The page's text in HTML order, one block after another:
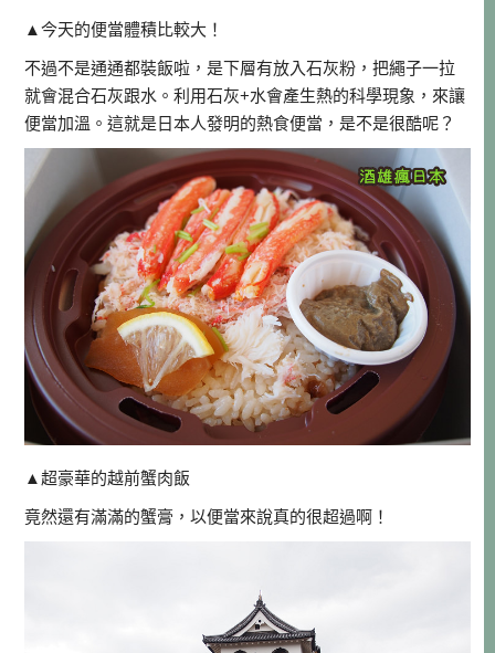
▲今天的便當體積比較大！
不過不是通通都裝飯啦，是下層有放入石灰粉，把繩子一拉
就會混合石灰跟水。利用石灰+水會產生熱的科學現象，來讓
便當加溫。這就是日本人發明的熱食便當，是不是很酷呢？
▲超豪華的越前蟹肉飯
竟然還有滿滿的蟹膏，以便當來說真的很超過啊！